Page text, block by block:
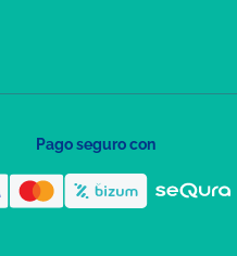
Pago seguro con